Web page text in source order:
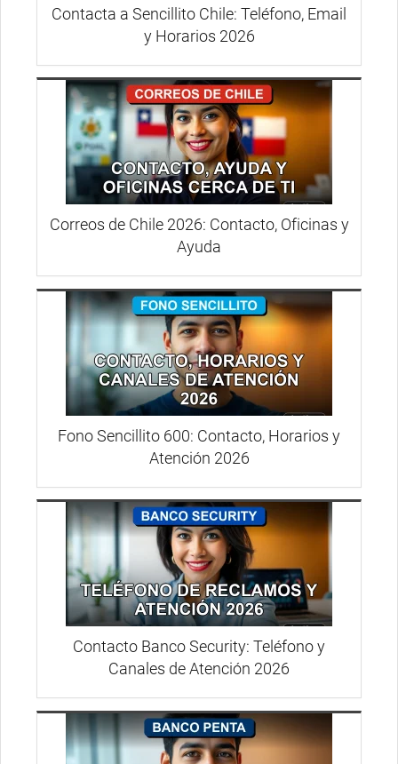
Contacta a Sencillito Chile: Teléfono, Email
y Horarios 2026
Correos de Chile 2026: Contacto, Oficinas y
Ayuda
Fono Sencillito 600: Contacto, Horarios y
Atención 2026
Contacto Banco Security: Teléfono y
Canales de Atención 2026